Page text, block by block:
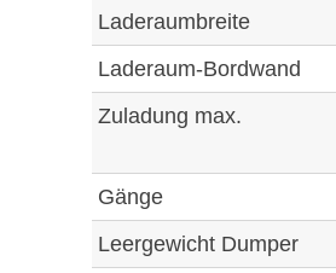
Laderaumbreite
Laderaum-Bordwand
Zuladung max.
Gänge
Leergewicht Dumper